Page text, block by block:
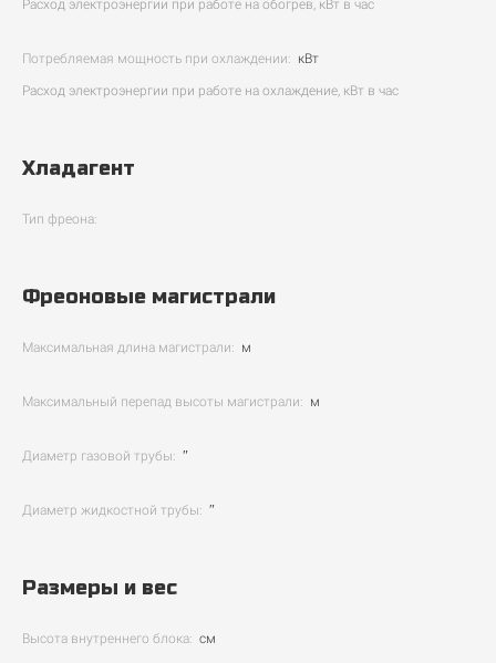
Расход электроэнергии при работе на обогрев, кВт в час
Потребляемая мощность при охлаждении: кВт
Расход электроэнергии при работе на охлаждение, кВт в час
Хладагент
Тип фреона:
Фреоновые магистрали
Максимальная длина магистрали: м
Максимальный перепад высоты магистрали: м
Диаметр газовой трубы: ″
Диаметр жидкостной трубы: ″
Размеры и вес
Высота внутреннего блока: см